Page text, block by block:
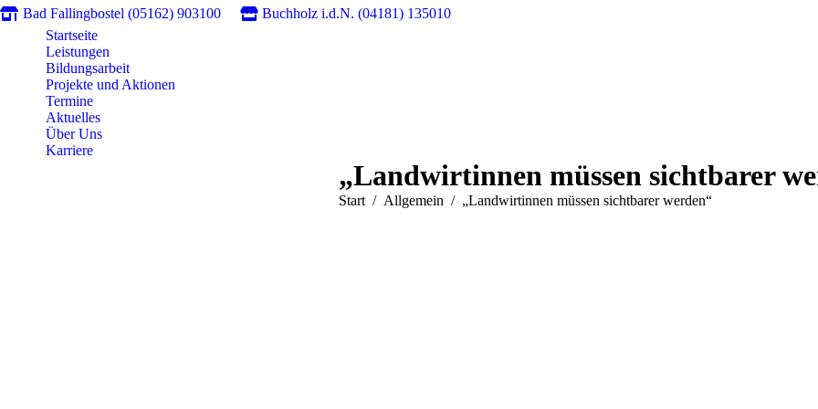
Bad Fallingbostel (05162) 903100 Buchholz i.d.N. (04181) 135010
Startseite
Leistungen
Bildungsarbeit
Projekte und Aktionen
Termine
Aktuelles
Über Uns
Karriere
„Landwirtinnen müssen sichtbarer
Sie befinden sich hier:
Start Allgemein „Landwirtinnen müssen sichtbarer werden“